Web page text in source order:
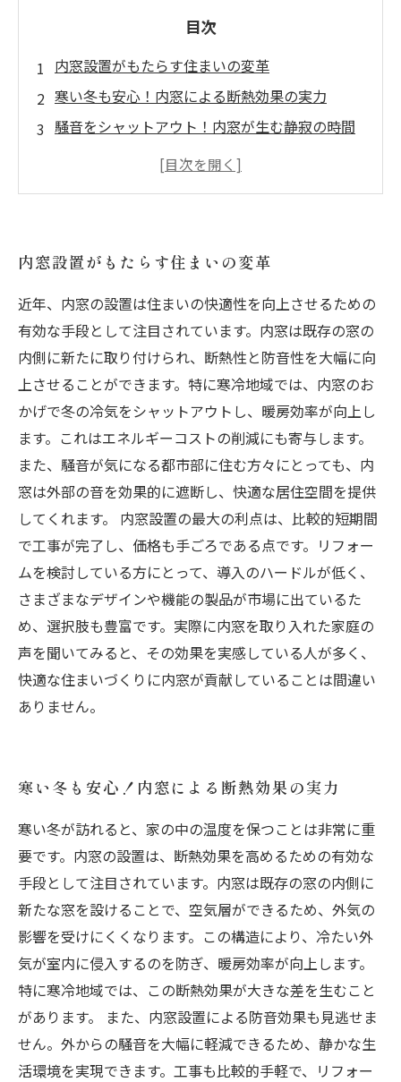
目次
内窓設置がもたらす住まいの変革
寒い冬も安心！内窓による断熱効果の実力
騒音をシャットアウト！内窓が生む静寂の時間
簡単な工事で理想の住環境を手に入れる方法
歩
内窓設置がもたらす住まいの変革
近年、内窓の設置は住まいの快適性を向上させるための
有効な手段として注目されています。内窓は既存の窓の
内側に新たに取り付けられ、断熱性と防音性を大幅に向
上させることができます。特に寒冷地域では、内窓のお
かげで冬の冷気をシャットアウトし、暖房効率が向上し
ます。これはエネルギーコストの削減にも寄与します。
また、騒音が気になる都市部に住む方々にとっても、内
窓は外部の音を効果的に遮断し、快適な居住空間を提供
してくれます。 内窓設置の最大の利点は、比較的短期間
で工事が完了し、価格も手ごろである点です。リフォー
ムを検討している方にとって、導入のハードルが低く、
さまざまなデザインや機能の製品が市場に出ているた
め、選択肢も豊富です。実際に内窓を取り入れた家庭の
声を聞いてみると、その効果を実感している人が多く、
快適な住まいづくりに内窓が貢献していることは間違い
ありません。
寒い冬も安心！内窓による断熱効果の実力
寒い冬が訪れると、家の中の温度を保つことは非常に重
要です。内窓の設置は、断熱効果を高めるための有効な
手段として注目されています。内窓は既存の窓の内側に
新たな窓を設けることで、空気層ができるため、外気の
影響を受けにくくなります。この構造により、冷たい外
気が室内に侵入するのを防ぎ、暖房効率が向上します。
特に寒冷地域では、この断熱効果が大きな差を生むこと
があります。 また、内窓設置による防音効果も見逃せま
せん。外からの騒音を大幅に軽減できるため、静かな生
活環境を実現できます。工事も比較的手軽で、リフォー